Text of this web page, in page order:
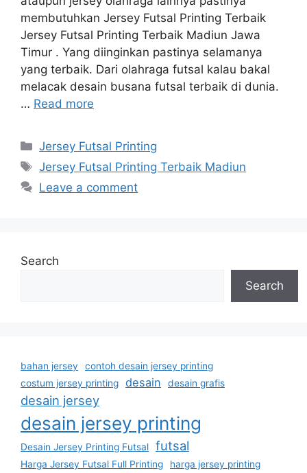
membutuhkan Jersey Futsal Printing Terbaik
Jersey Futsal Printing Terbaik Madiun Jawa
Timur . Yang diinginkan pastinya selamanya
yang terbaik. Dari olahraga futsal kalau bakal
melacak desain busana futsal terbaik di dunia.
… Read more
Categories
Jersey Futsal Printing
Tags
Jersey Futsal Printing Terbaik Madiun
Leave a comment
Search
Search
bahan jersey
contoh desain jersey printing
costum jersey printing
desain desain grafis
desain jersey
desain jersey printing
Desain Jersey Printing Futsal futsal
Harga Jersey Futsal Full Printing harga jersey printing